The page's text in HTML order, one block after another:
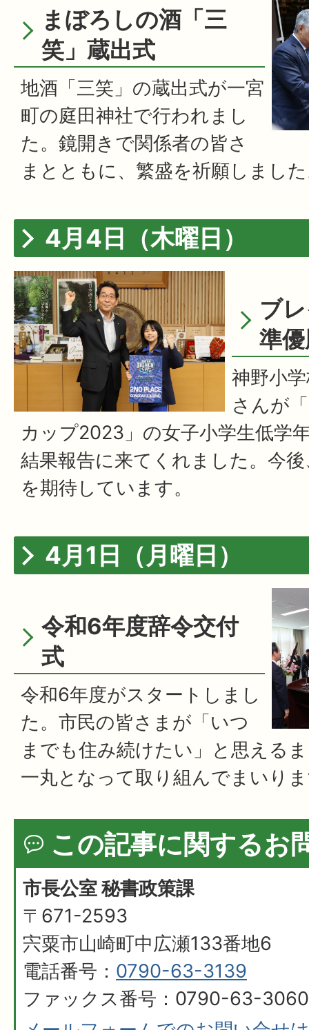
まぼろしの酒「三
笑」蔵出式
地酒「三笑」の蔵出式が一宮
町の庭田神社で行われまし
た。鏡開きで関係者の皆さ
まとともに、繁盛を祈願しまし
4月4日（木曜日）
ブ
準
神野小
さんが
カップ2023」の女子小学生低学
結果報告に来てくれました。今
を期待しています。
4月1日（月曜日）
令和6年度辞令交付
式
令和6年度がスタートしまし
た。市民の皆さまが「いつ
までも住み続けたい」と思える
一丸となって取り組んでまいり
この記事に関するお
市長公室 秘書政策課
〒671-2593
宍粟市山崎町中広瀬133番地6
電話番号： 0790-63-3139
ファックス番号：0790-63-3060